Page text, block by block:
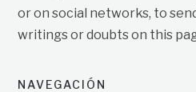
or on social networks, to
writings or doubts on this
NAVEGACIÓN